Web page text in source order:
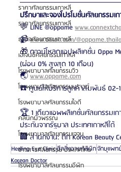
ราคาศัลยกรรมเกาหลี
ราคาศัลยกรรมเกาหลี
ธุรกิจศัลยกรรมเกาหลี
เอเจนซี่ศัลยกรรมเกาหลี
โรงพยาบาลศัลยกรรมวิว
โรงพยาบาลศัลยกรรมบราวน์
โรงพยาบาลศัลยกรรมไอดี
คลินิกผิวพรรณ
โรงพยาบาลศัลยกรรมเจจุน
ข่าวสารศัลยกรรม ประเทศไทย
โรงพยาบาลศัลยกรรมอีพิก
ปรึกษาและจองโปรโมชั่นศัลยกรรมเ
💬 LINE @oppame
📹 www.tiktok.com/
🎁 ดาวน์โหลดแอปพลิเคชั่น Oppa
(ผ่อน 0% สูงสุด 10 เดือน)
🌏 www.oppame.com
☎️ ศูนย์ให้บริการลูกค้าสัมพันธ์ 02-
🏆 1 เดียวแอพพลิเคชั่นศัลยกรรมเ
ประกันจากรัฐบาล ประเทศเกาหลีใต้
🏢 สำนักงาน: ตึก Korean Beauty
Healing Eye Clinicฮีลลิ่งอายคลินิกจักษุแพท
Korean Doctor